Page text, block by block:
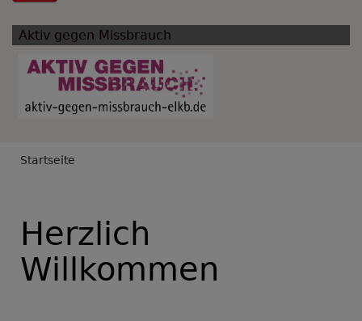
Aktiv gegen Missbrauch
Breadcrumb
Startseite
Herzlich
Willkommen